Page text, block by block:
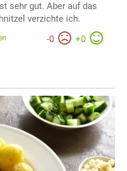
sehr gut. Aber auf das
verzichte ich.
-0 +0